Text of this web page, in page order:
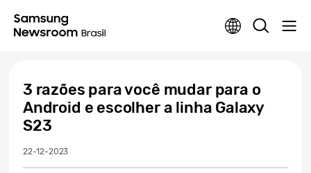
3 razões para você mudar para o
Android e escolher a linha Galaxy
S23
22-12-2023